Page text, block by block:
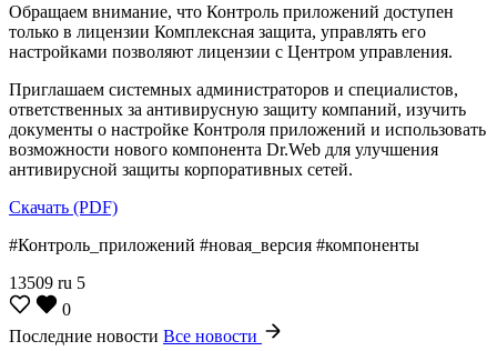
Обращаем внимание, что Контроль приложений доступен
только в лицензии Комплексная защита, управлять его
настройками позволяют лицензии с Центром управления.
Приглашаем системных администраторов и специалистов,
ответственных за антивирусную защиту компаний, изучить
документы о настройке Контроля приложений и использовать
возможности нового компонента Dr.Web для улучшения
антивирусной защиты корпоративных сетей.
Скачать (PDF)
#Контроль_приложений #новая_версия #компоненты
13509 ru 5
0
Последние новости Все новости